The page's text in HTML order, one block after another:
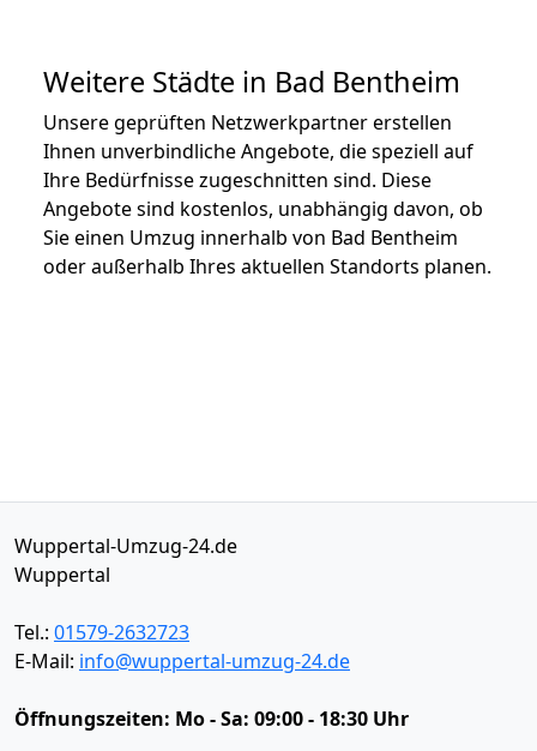
Weitere Städte in Bad Bentheim
Unsere geprüften Netzwerkpartner erstellen
Ihnen unverbindliche Angebote, die speziell auf
Ihre Bedürfnisse zugeschnitten sind. Diese
Angebote sind kostenlos, unabhängig davon, ob
Sie einen Umzug innerhalb von Bad Bentheim
oder außerhalb Ihres aktuellen Standorts planen.
Wuppertal-Umzug-24.de
Wuppertal
Tel.: 01579-2632723
E-Mail: info@wuppertal-umzug-24.de
Öffnungszeiten: Mo - Sa: 09:00 - 18:30 Uhr